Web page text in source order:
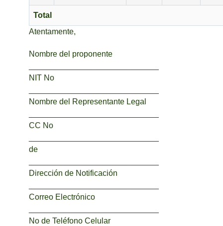
Total
Atentamente,
Nombre del proponente
NIT No
Nombre del Representante Legal
CC No
de
Dirección de Notificación
Correo Electrónico
No de Teléfono Celular